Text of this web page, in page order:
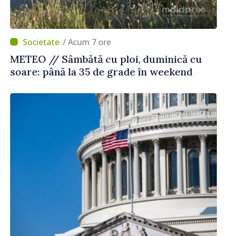
/ Acum 7 ore
METEO // Sâmbătă cu ploi, duminică cu
soare: până la 35 de grade în weekend